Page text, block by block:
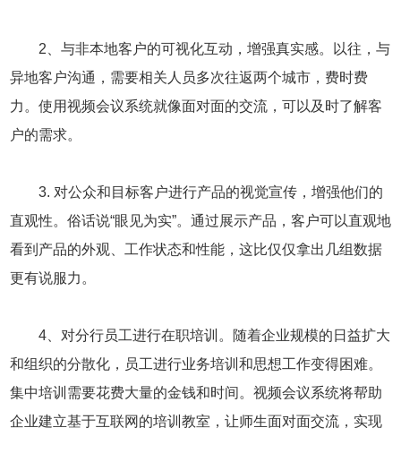
2、与非本地客户的可视化互动，增强真实感。以往，与
异地客户沟通，需要相关人员多次往返两个城市，费时费
力。使用视频会议系统就像面对面的交流，可以及时了解客
户的需求。
3. 对公众和目标客户进行产品的视觉宣传，增强他们的
直观性。俗话说“眼见为实”。通过展示产品，客户可以直观地
看到产品的外观、工作状态和性能，这比仅仅拿出几组数据
更有说服力。
4、对分行员工进行在职培训。随着企业规模的日益扩大
和组织的分散化，员工进行业务培训和思想工作变得困难。
集中培训需要花费大量的金钱和时间。视频会议系统将帮助
企业建立基于互联网的培训教室，让师生面对面交流，实现